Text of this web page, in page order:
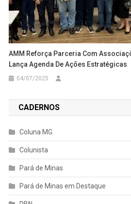
AMM Reforça Parceria Com
Lança Agenda De Ações Estratégicas
04/07/2025
CADERNOS
Coluna MG
Colunista
Pará de Minas
Pará de Minas em Destaque